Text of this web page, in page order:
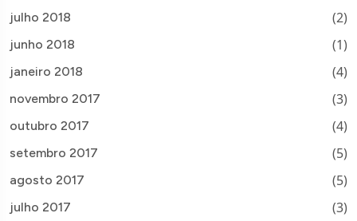
julho 2018 (2)
junho 2018 (1)
janeiro 2018 (4)
novembro 2017 (3)
outubro 2017 (4)
setembro 2017 (5)
agosto 2017 (5)
julho 2017 (3)